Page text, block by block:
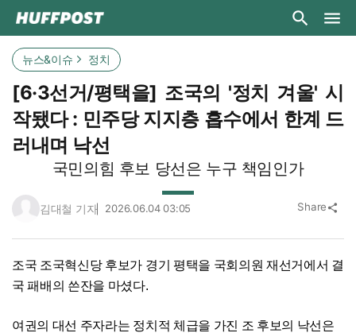
뉴스&이슈 정치
[6·3선거/평택을] 조국의 '정치 겨울' 시
작됐다 : 민주당 지지층 흡수에서 한계 드
러내며 낙선
국민의힘 후보 당선은 누구 책임인가
김대철 기자 2026.06.04 03:05 Share share
조국 조국혁신당 후보가 경기 평택을 국회의원 재선거에서 결
국 패배의 쓴잔을 마셨다.
여권의 대선 주자라는 정치적 체급을 가진 조 후보의 낙선은